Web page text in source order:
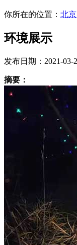
你所在的位置： 北
环境展示
发布日期：2021-03-
摘要：